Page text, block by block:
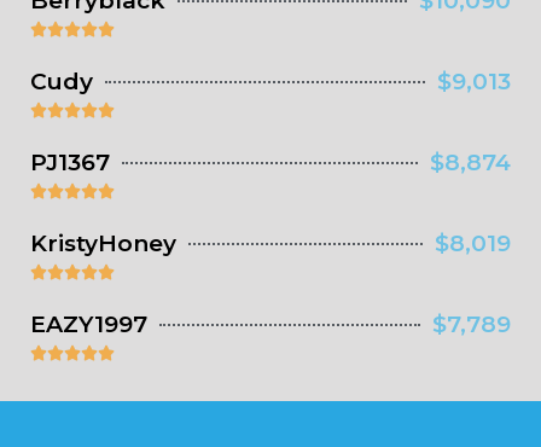

Cudy $9,013

PJ1367 $8,874

KristyHoney $8,019

EAZY1997 $7,789
